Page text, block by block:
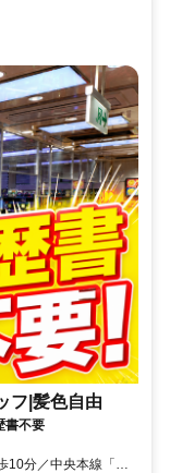
フ|髪色自由
書不要
10分／中央本線「豊